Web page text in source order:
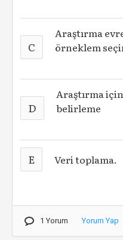
C
Araştırma
örneklem
D
Araştırma
belirleme
E Veri toplama.
1 Yorum Yorum Yap